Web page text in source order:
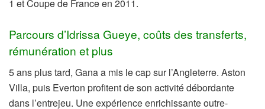
1 et Coupe de France en 2011.
Parcours d’Idrissa Gueye, coûts des transferts,
rémunération et plus
5 ans plus tard, Gana a mis le cap sur l’Angleterre. Aston
Villa, puis Everton profitent de son activité débordante
dans l’entrejeu. Une expérience enrichissante outre-